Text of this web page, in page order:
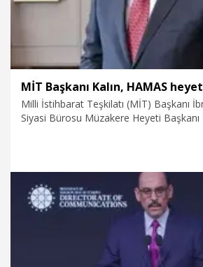
Milli İstihbarat Teşkilatı (MİT) Başkanı
Siyasi Bürosu Müzakere Heyeti Başkanı